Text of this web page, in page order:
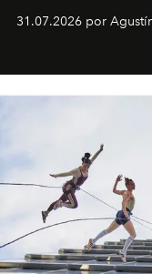
son algunos de los
miniobras. Sus
31.07.2026 por